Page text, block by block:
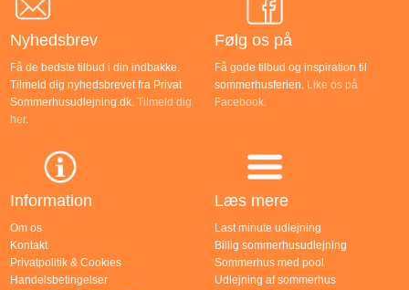
Nyhedsbrev
Få de bedste tilbud i din indbakke.
Tilmeld dig nyhedsbrevet fra Privat
Sommerhusudlejning.dk.Tilmeld dig
her.
Følg os på
Få gode tilbud og inspiration til
sommerhusferien. Like os på
Facebook.
Information
Om os
Kontakt
Privatpolitik & Cookies
Handelsbetingelser
Læs mere
Last minute udlejning
Billig sommerhusudlejning
Sommerhus med pool
Udlejning af sommerhus